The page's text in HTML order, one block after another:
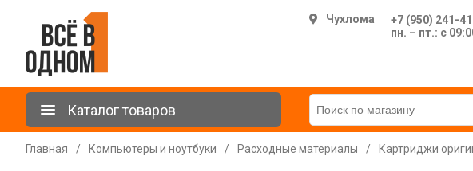
Чухлома
+7 (950) 241-
пн. – пт.: с
Каталог товаров
Главная / Компьютеры и ноутбуки / Расходные материалы / Картриджи